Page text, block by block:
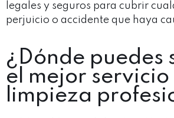
legales y seguros para cubrir
perjuicio o accidente que haya
¿Dónde puedes
el mejor servicio
limpieza